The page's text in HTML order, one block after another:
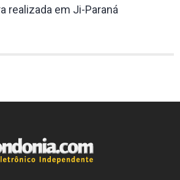
realizada em Ji-Paraná